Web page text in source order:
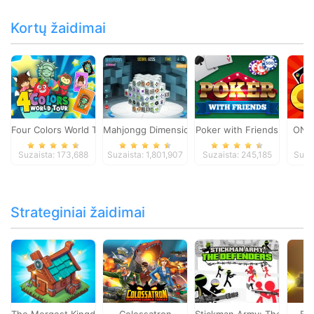
Kortų žaidimai
Four Colors World Tour
Suzaista: 173,688
Mahjongg Dimensions
Suzaista: 1,801,907
Poker with Friends
Suzaista: 245,185
Strateginiai žaidimai